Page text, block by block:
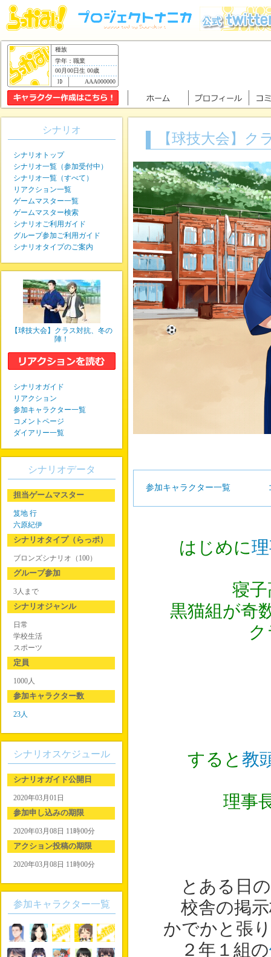
種族
学年：職業
00月00日生 00歳
AAA000000
【球技大会】ク
参加キャラクター一覧
はじめに
寝子
黒猫組が奇
すると 教
理事
とある日
校舎の掲示
かでかと張
２年１組の
シナリオ
シナリオトップ
シナリオ一覧（参加受付中）
シナリオ一覧（すべて）
リアクション一覧
ゲームマスター一覧
ゲームマスター検索
シナリオご利用ガイド
グループ参加ご利用ガイド
シナリオタイプのご案内
【球技大会】クラス対抗、冬の
陣！
シナリオガイド
リアクション
参加キャラクター一覧
コメントページ
ダイアリー一覧
シナリオデータ
担当ゲームマスター
笈地 行
六原紀伊
シナリオタイプ（らっポ）
ブロンズシナリオ（100）
グループ参加
3人まで
シナリオジャンル
日常
学校生活
スポーツ
定員
1000人
参加キャラクター数
23人
シナリオスケジュール
シナリオガイド公開日
2020年03月01日
参加申し込みの期限
2020年03月08日 11時00分
アクション投稿の期限
2020年03月08日 11時00分
参加キャラクター一覧